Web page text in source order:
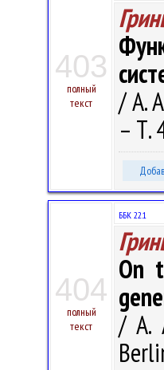
403
полный
текст
/ А.
– Т.
404
полный
текст
ББК 22.1
On
/ А.